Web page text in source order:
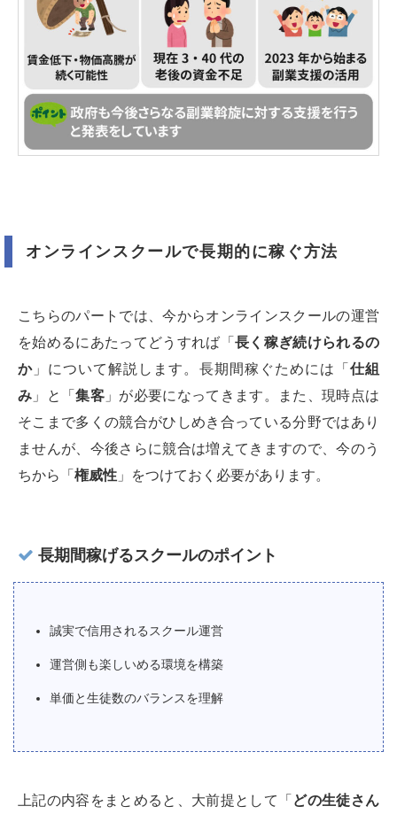
オンラインスクールで長期的に稼ぐ方法
こちらのパートでは、今からオンラインスクールの運営
を始めるにあたってどうすれば「 長く稼ぎ続けられるの
か 」について解説します。長期間稼ぐためには「 仕組
み 」と「集客 」が必要になってきます。また、現時点は
そこまで多くの競合がひしめき合っている分野ではあり
ませんが、今後さらに競合は増えてきますので、今のう
ちから「 権威性 」をつけておく必要があります。
長期間稼げるスクールのポイント
誠実で信用されるスクール運営
運営側も楽しいめる環境を構築
単価と生徒数のバランスを理解
上記の内容をまとめると、大前提として「 どの生徒さん